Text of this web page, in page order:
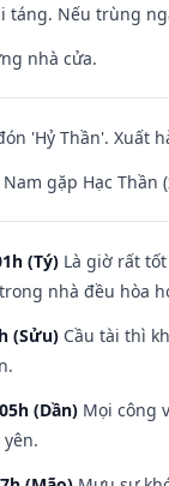
táng. Nếu trùng
nhà cửa.
'Hỷ Thần'. Xuất
gặp Hạc Thần
(Tý) Là giờ rất
nhà đều hòa
(Sửu) Cầu tài thì
(Dần) Mọi công